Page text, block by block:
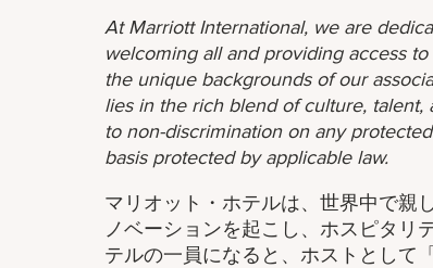
At Marriott International, we are
welcoming all and providing access
the unique backgrounds of our
lies in the rich blend of culture,
to non-discrimination on any
basis protected by applicable law.
マリオット・ホテルは、世界中で親
ノベーションを起こし、ホスピタリ
テルの一員になると、ホストとして